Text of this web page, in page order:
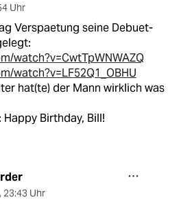
Uhr
Verspaetung seine Debuet-
watch?v=CwtTpWNWAZQ
watch?v=LF52Q1_OBHU
hat(te) der Mann wirklich was
Birthday, Bill!
, 23:43 Uhr